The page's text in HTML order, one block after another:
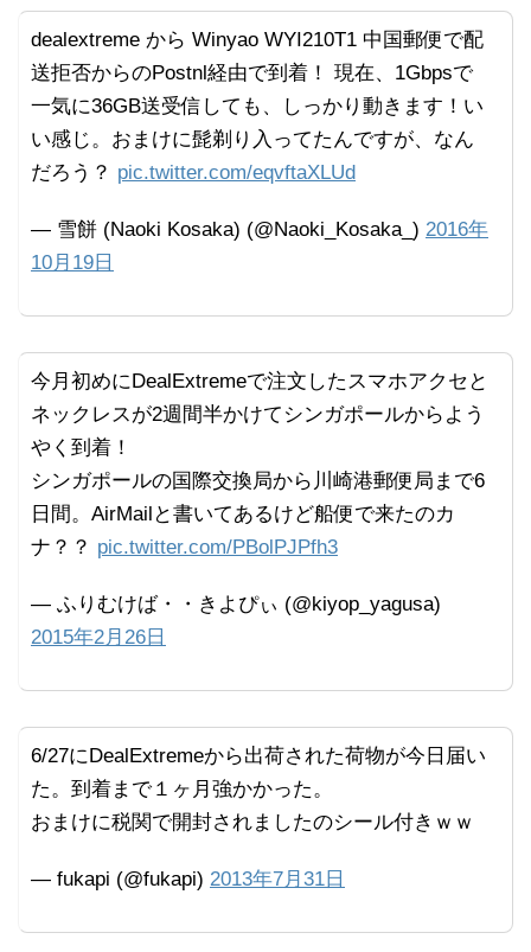
dealextreme から Winyao WYI210T1 中国郵便で配
送拒否からのPostnl経由で到着！ 現在、1Gbpsで
一気に36GB送受信しても、しっかり動きます！い
い感じ。おまけに髭剃り入ってたんですが、なん
だろう？ pic.twitter.com/eqvftaXLUd
— 雪餅 (Naoki Kosaka) (@Naoki_Kosaka_) 2016年
10月19日
今月初めにDealExtremeで注文したスマホアクセと
ネックレスが2週間半かけてシンガポールからよう
やく到着！
シンガポールの国際交換局から川崎港郵便局まで6
日間。AirMailと書いてあるけど船便で来たのカ
ナ？？ pic.twitter.com/PBolPJPfh3
— ふりむけば・・きよぴぃ (@kiyop_yagusa)
2015年2月26日
6/27にDealExtremeから出荷された荷物が今日届い
た。到着まで１ヶ月強かかった。
おまけに税関で開封されましたのシール付きｗｗ
— fukapi (@fukapi) 2013年7月31日